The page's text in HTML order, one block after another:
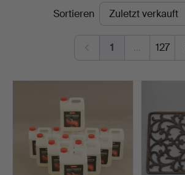
EndpreiseSortieren
1 … 127